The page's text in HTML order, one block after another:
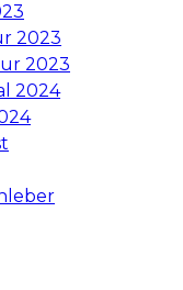
2023
2023
2024